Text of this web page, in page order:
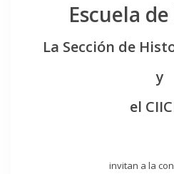
Escuela
La Sección de
y
el
invitan a la